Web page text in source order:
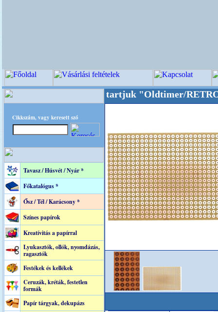
Cikkszám, vagy keresett szó
Tavasz / Húsvét / Nyár *
Főkatalógus *
Ősz / Tél / Karácsony *
Színes papírok
Kreatívitás a papírral
Lyukasztók, ollók, nyomdázás,
ragasztók
Festékek és kellékek
Ceruzák, kréták, festetlen
formák
Papír tárgyak, dekupázs
akarattal tartjuk "Oldtimer/RETRO"